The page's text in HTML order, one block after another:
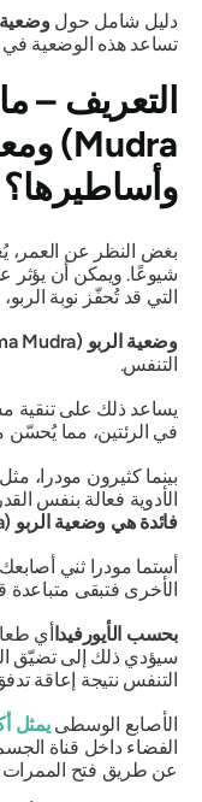
دليل شامل حول وضعية
تساعد هذهالوضعيةفي
التعريف –
Mudra)
وأساطيرها؟
بغض النظر عن العمر،
شيوعًا. ويمكن أن يؤثر
التي قد تُحفّز نوبة
وضعية الربو (Asthma Mudra)
التنفس.
يساعد ذلك على تنقية
في الرئتين، مما يُحسّن
بينما كثيرونمودرا، مثل
الأدوية فعالة بنفس
فائدة هي وضعية الربو (Asthma Mudra)
أستما مودراثني أصابعك
الأخرى فتبقى متباعدة
بحسبالأيورفيداأي طعام
سيؤدي ذلك إلى تضيّق
التنفس نتيجة إعاقة تدفق
الأصابع الوسطى يمثل
الفضاء داخل قناة
عن طريق فتح الممرات